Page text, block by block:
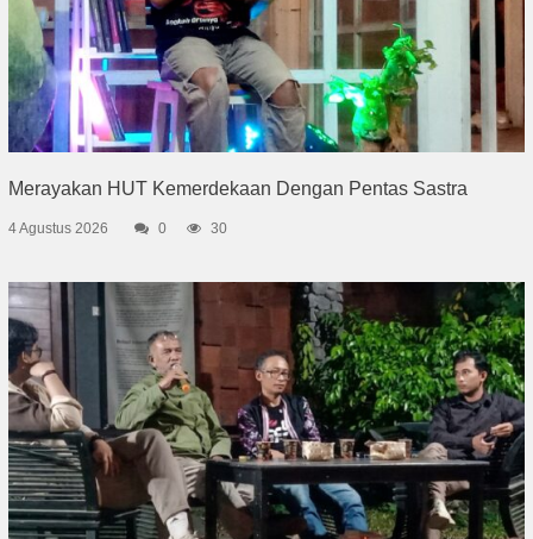
Merayakan HUT Kemerdekaan Dengan Pentas Sastra
4 Agustus 2026 0 30